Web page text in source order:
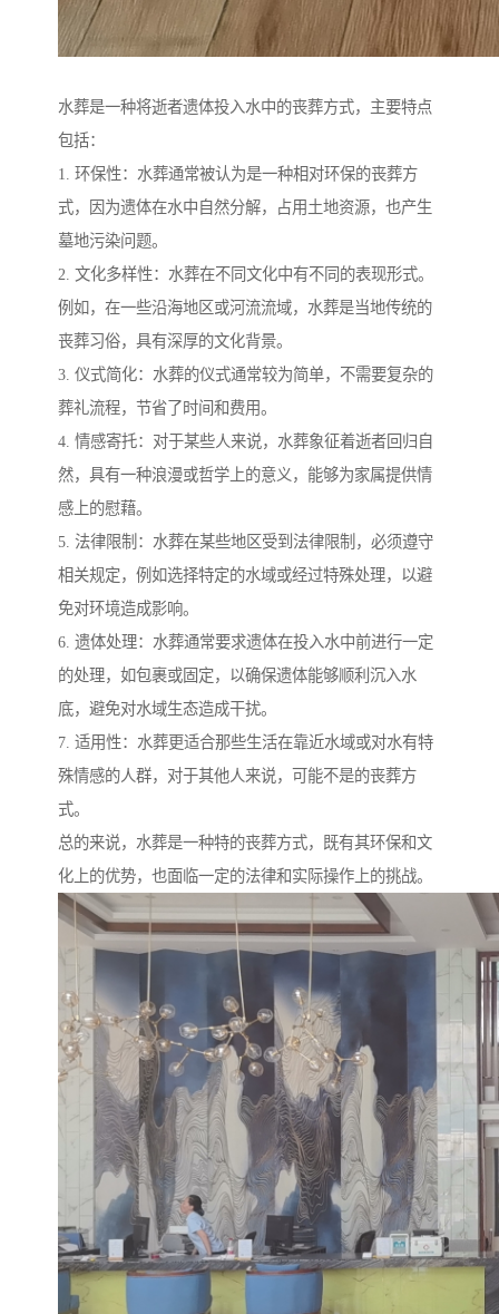
水葬是一种将逝者遗体投入水中的丧葬方式，主要特点
包括：
1. 环保性：水葬通常被认为是一种相对环保的丧葬方
式，因为遗体在水中自然分解，占用土地资源，也产生
墓地污染问题。
2. 文化多样性：水葬在不同文化中有不同的表现形式。
例如，在一些沿海地区或河流流域，水葬是当地传统的
丧葬习俗，具有深厚的文化背景。
3. 仪式简化：水葬的仪式通常较为简单，不需要复杂的
葬礼流程，节省了时间和费用。
4. 情感寄托：对于某些人来说，水葬象征着逝者回归自
然，具有一种浪漫或哲学上的意义，能够为家属提供情
感上的慰藉。
5. 法律限制：水葬在某些地区受到法律限制，必须遵守
相关规定，例如选择特定的水域或经过特殊处理，以避
免对环境造成影响。
6. 遗体处理：水葬通常要求遗体在投入水中前进行一定
的处理，如包裹或固定，以确保遗体能够顺利沉入水
底，避免对水域生态造成干扰。
7. 适用性：水葬更适合那些生活在靠近水域或对水有特
殊情感的人群，对于其他人来说，可能不是的丧葬方
式。
总的来说，水葬是一种特的丧葬方式，既有其环保和文
化上的优势，也面临一定的法律和实际操作上的挑战。